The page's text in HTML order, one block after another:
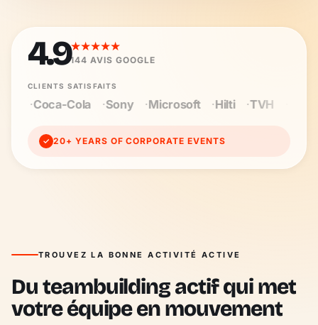
4.9★★★★★
144 AVIS GOOGLE
CLIENTS SATISFAITS
Sony Microsoft Hilti TVH Baloise
✓ 20+ YEARS OF CORPORATE EVENTS
TROUVEZ LA BONNE ACTIVITÉ ACTIVE
Du teambuilding actif qui met
votre équipe en mouvement